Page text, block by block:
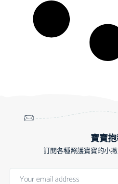
寶寶
訂閱各種照護寶寶的小